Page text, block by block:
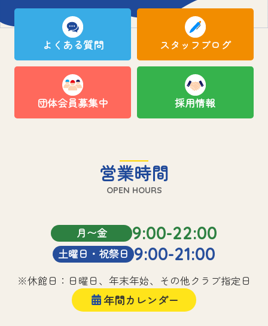
よくある質問 スタッフブログ
団体会員募集中 採用情報
営業時間
OPEN HOURS
月〜金 9:00-22:00
土曜日・祝祭日 9:00-21:00
※休館日：日曜日、年末年始、その他クラブ指定日
年間カレンダー